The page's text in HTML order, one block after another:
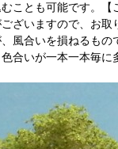
ことも可能です。
ざいますので、お取
風合いを損ねるもの
合いが一本一本毎